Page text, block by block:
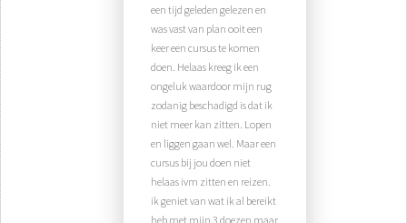
een tijd geleden gelezen en
was vast van plan ooit een
keer een cursus te komen
doen. Helaas kreeg ik een
ongeluk waardoor mijn rug
zodanig beschadigd is dat ik
niet meer kan zitten. Lopen
en liggen gaan wel. Maar een
cursus bij jou doen niet
helaas ivm zitten en reizen.
ik geniet van wat ik al bereikt
heb met mijn 3 doezen maar